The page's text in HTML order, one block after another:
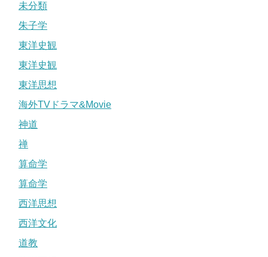
未分類
朱子学
東洋史観
東洋史観
東洋思想
海外TVドラマ&Movie
神道
禅
算命学
算命学
西洋思想
西洋文化
道教